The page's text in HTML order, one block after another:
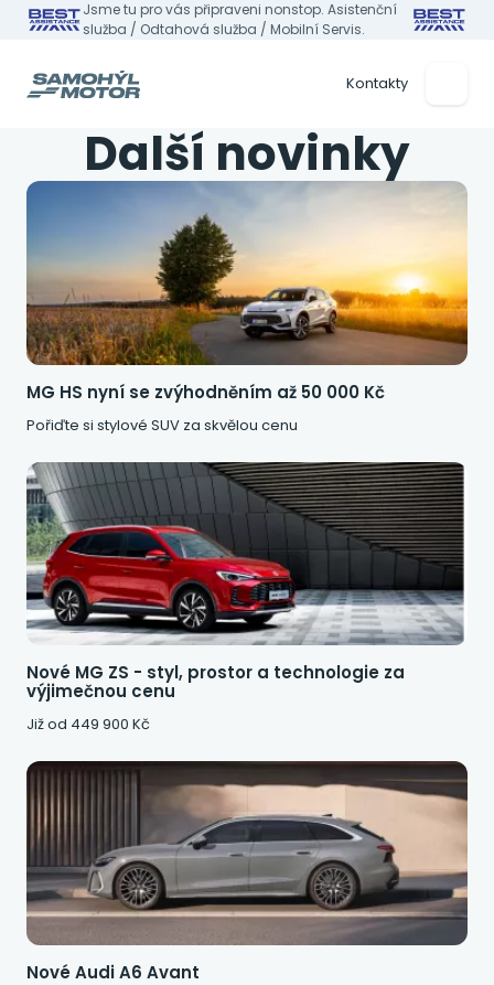
Jsme tu pro vás připraveni nonstop. Asistenční
služba / Odtahová služba / Mobilní Servis.
Kontakty
Další novinky
MG HS nyní se zvýhodněním až 50 000 Kč
Pořiďte si stylové SUV za skvělou cenu
Nové MG ZS - styl, prostor a technologie za
výjimečnou cenu
Již od 449 900 Kč
Nové Audi A6 Avant